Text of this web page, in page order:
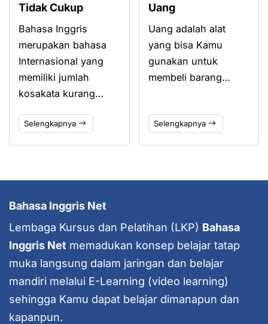
Tidak Cukup
Bahasa Inggris
merupakan bahasa
Internasional yang
memiliki jumlah
kosakata kurang…
Selengkapnya
Uang
Uang adalah alat
yang bisa Kamu
gunakan untuk
membeli barang…
Selengkapnya
Bahasa Inggris Net
Lembaga Kursus dan Pelatihan (LKP) Bahasa
Inggris Net memadukan konsep belajar tatap
muka langsung dalam jaringan dan belajar
mandiri melalui E-Learning (video learning)
sehingga Kamu dapat belajar dimanapun dan
kapanpun.